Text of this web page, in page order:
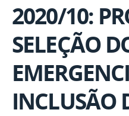
2020/10:
SELEÇÃO
INCLUSÃO